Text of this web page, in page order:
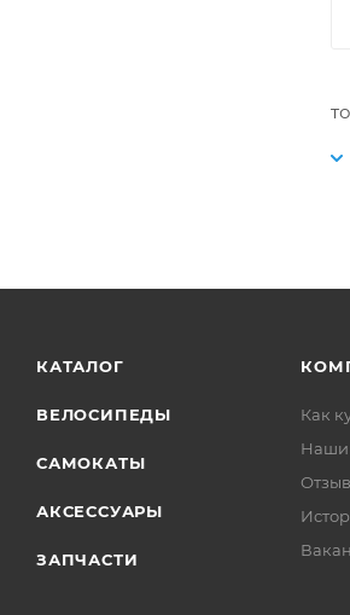
КАТАЛОГ
ВЕЛОСИПЕДЫ
САМОКАТЫ
АКСЕССУАРЫ
ЗАПЧАСТИ
Как
Наши